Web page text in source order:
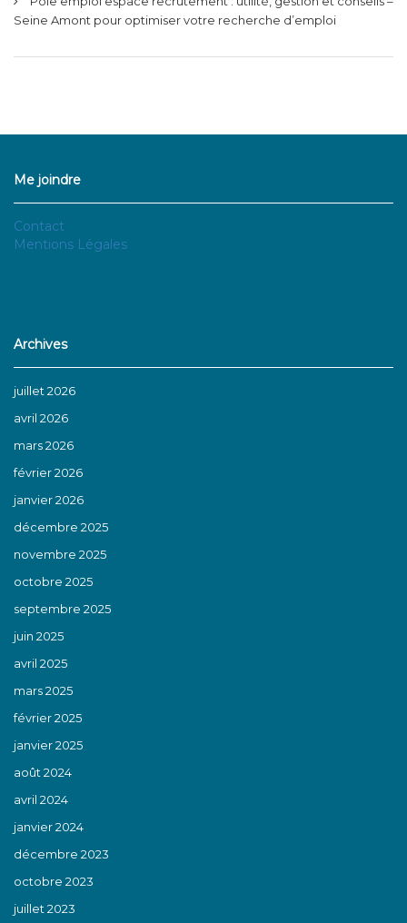
Seine Amont pour optimiser votre recherche d’emploi
Me joindre
Contact
Mentions Légales
Archives
juillet 2026
avril 2026
mars 2026
février 2026
janvier 2026
décembre 2025
novembre 2025
octobre 2025
septembre 2025
juin 2025
avril 2025
mars 2025
février 2025
janvier 2025
août 2024
avril 2024
janvier 2024
décembre 2023
octobre 2023
juillet 2023